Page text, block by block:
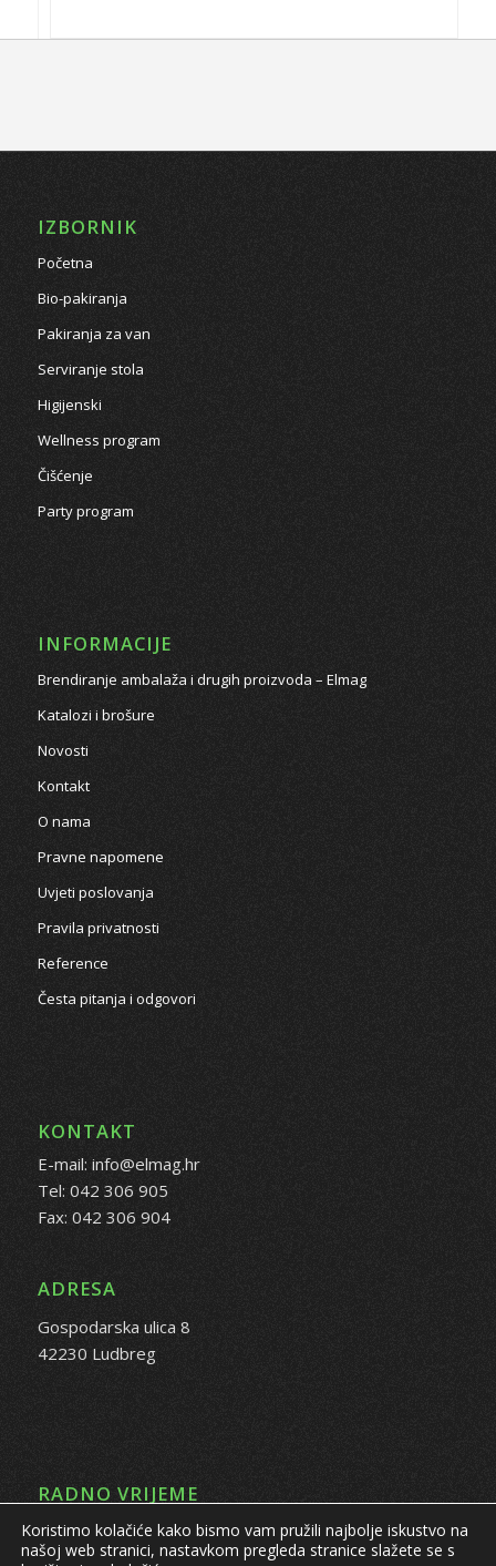
IZBORNIK
Početna
Bio-pakiranja
Pakiranja za van
Serviranje stola
Higijenski
Wellness program
Čišćenje
Party program
INFORMACIJE
Brendiranje ambalaža i drugih proizvoda – Elmag
Katalozi i brošure
Novosti
Kontakt
O nama
Pravne napomene
Uvjeti poslovanja
Pravila privatnosti
Reference
Česta pitanja i odgovori
KONTAKT
E-mail: info@elmag.hr
Tel: 042 306 905
Fax: 042 306 904
ADRESA
Gospodarska ulica 8
42230 Ludbreg
RADNO VRIJEME
PON - PET: 08:00 - 16:00 sati
Koristimo kolačiće kako bismo vam pružili najbolje iskustvo na
našoj web stranici, nastavkom pregleda stranice slažete se s